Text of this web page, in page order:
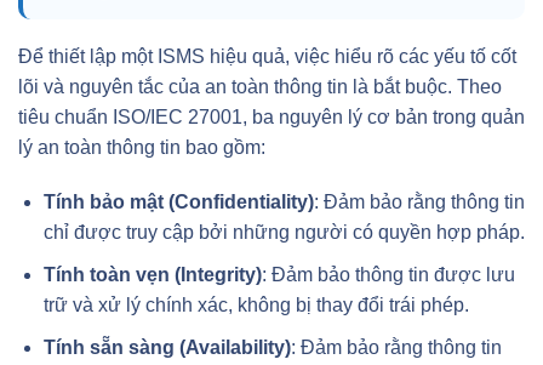
Để thiết lập một ISMS hiệu quả, việc hiểu rõ các yếu tố cốt
lõi và nguyên tắc của an toàn thông tin là bắt buộc. Theo
tiêu chuẩn ISO/IEC 27001, ba nguyên lý cơ bản trong quản
lý an toàn thông tin bao gồm:
Tính bảo mật (Confidentiality): Đảm bảo rằng thông tin
chỉ được truy cập bởi những người có quyền hợp pháp.
Tính toàn vẹn (Integrity): Đảm bảo thông tin được lưu
trữ và xử lý chính xác, không bị thay đổi trái phép.
Tính sẵn sàng (Availability): Đảm bảo rằng thông tin